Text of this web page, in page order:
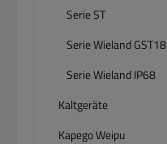
Serie ST
Serie Wieland GST18
Serie Wieland IP68
Kaltgeräte
Kapego Weipu